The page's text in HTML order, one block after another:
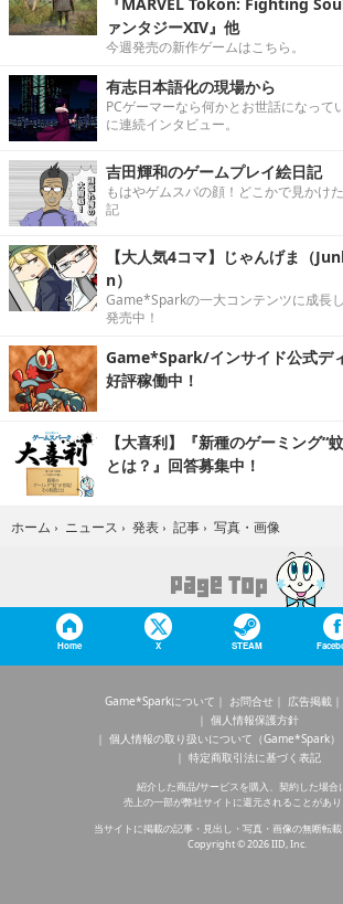
ァンタジーXIV』他
今週発売の新作ゲームはこちら。
有志日本語化の現場から
PCゲーマーなら何かとお世話になって
に連続インタビュー。
吉田輝和のゲームプレイ絵日記
もはやゲムスパの顔！どこかで見かけ
記
【大人気4コマ】じゃんげま（
n）
Game*Sparkの一大コンテンツに成長
発売中！
Game*Spark/インサイド公式デ
好評稼働中！
【大喜利】『新種のゲーミング“
とは？』回答募集中！
ホーム › ニュース › 発表 › 記事 › 写真・画像
Home X STEAM
Game*Sparkについて お問合せ 広告掲載
個人情報保護方針
個人情報の取り扱いについて（Game*Spark）
特定商取引法に基づく表記
紹介した商品/サービスを購入、契約した場合
売上の一部が弊社サイトに還元されることがあり
当サイトに掲載の記事・見出し・写真・画像の無断転載
Copyright © 2026 IID, Inc.